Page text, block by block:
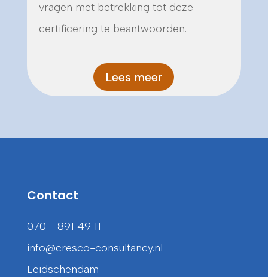
vragen met betrekking tot deze
certificering te beantwoorden.
Lees meer
Contact
070 - 891 49 11
info@cresco-consultancy.nl
Leidschendam